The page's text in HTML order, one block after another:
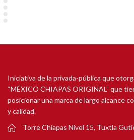
Iniciativa de la privada-pública que
“MÉXICO CHIAPAS ORIGINAL” que
posicionar una marca de largo alcance
y calidad.
Torre Chiapas Nivel 15, Tuxtla